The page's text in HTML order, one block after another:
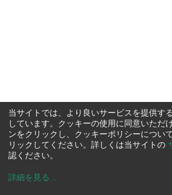
当サイトでは、より良いサービスを提供す
しています。クッキーの使用に同意いただ
ンをクリックし、クッキーポリシーについ
リックしてください。詳しくは当サイトの
認ください。
詳細を見る ...